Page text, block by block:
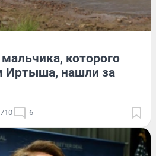
которого
Иртыша, нашли за
6